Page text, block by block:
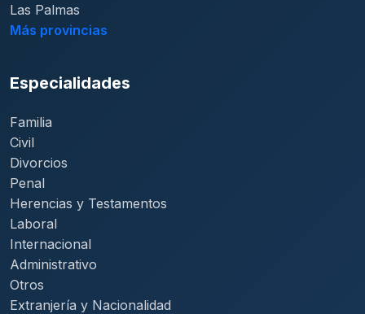
Las Palmas
Más provincias
Especialidades
Familia
Civil
Divorcios
Penal
Herencias y Testamentos
Laboral
Internacional
Administrativo
Otros
Extranjería y Nacionalidad